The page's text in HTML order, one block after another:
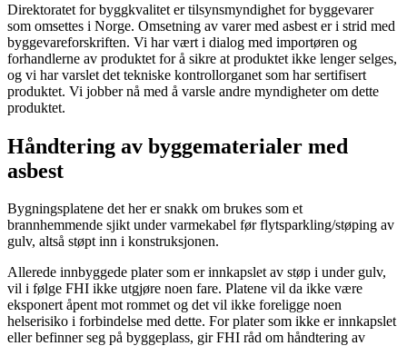
Direktoratet for byggkvalitet er tilsynsmyndighet for byggevarer
som omsettes i Norge. Omsetning av varer med asbest er i strid med
byggevareforskriften. Vi har vært i dialog med importøren og
forhandlerne av produktet for å sikre at produktet ikke lenger selges,
og vi har varslet det tekniske kontrollorganet som har sertifisert
produktet. Vi jobber nå med å varsle andre myndigheter om dette
produktet.
Håndtering av byggematerialer med
asbest
Bygningsplatene det her er snakk om brukes som et
brannhemmende sjikt under varmekabel før flytsparkling/støping av
gulv, altså støpt inn i konstruksjonen.
Allerede innbyggede plater som er innkapslet av støp i under gulv,
vil i følge FHI ikke utgjøre noen fare. Platene vil da ikke være
eksponert åpent mot rommet og det vil ikke foreligge noen
helserisiko i forbindelse med dette. For plater som ikke er innkapslet
eller befinner seg på byggeplass, gir FHI råd om håndtering av